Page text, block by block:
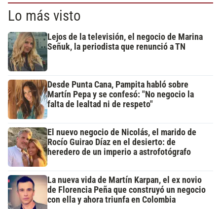
Lo más visto
Lejos de la televisión, el negocio de Marina
Señuk, la periodista que renunció a TN
Desde Punta Cana, Pampita habló sobre
Martín Pepa y se confesó: "No negocio la
falta de lealtad ni de respeto"
El nuevo negocio de Nicolás, el marido de
Rocío Guirao Díaz en el desierto: de
heredero de un imperio a astrofotógrafo
La nueva vida de Martín Karpan, el ex novio
de Florencia Peña que construyó un negocio
con ella y ahora triunfa en Colombia